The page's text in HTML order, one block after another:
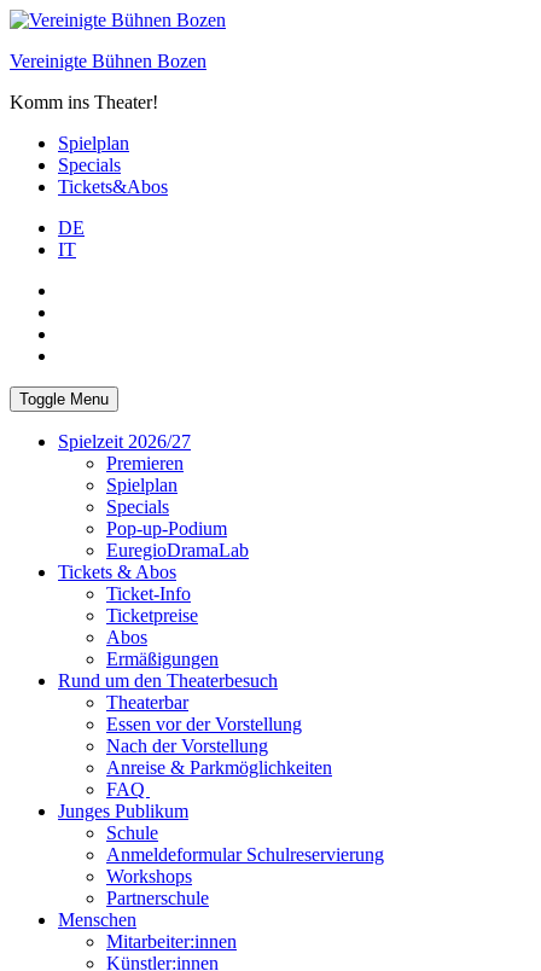
Skip
content
Vereinigte Bühnen Bozen
Komm ins Theater!
Spielplan
Specials
Tickets&Abos
DE
IT
Toggle Menu
Spielzeit 2026/27
Premieren
Spielplan
Specials
Pop-up-Podium
EuregioDramaLab
Tickets & Abos
Ticket-Info
Ticketpreise
Abos
Ermäßigungen
Rund um den Theaterbesuch
Theaterbar
Essen vor der Vorstellung
Nach der Vorstellung
Anreise & Parkmöglichkeiten
FAQ
Junges Publikum
Schule
Anmeldeformular Schulreservierung
Workshops
Partnerschule
Menschen
Mitarbeiter:innen
Künstler:innen